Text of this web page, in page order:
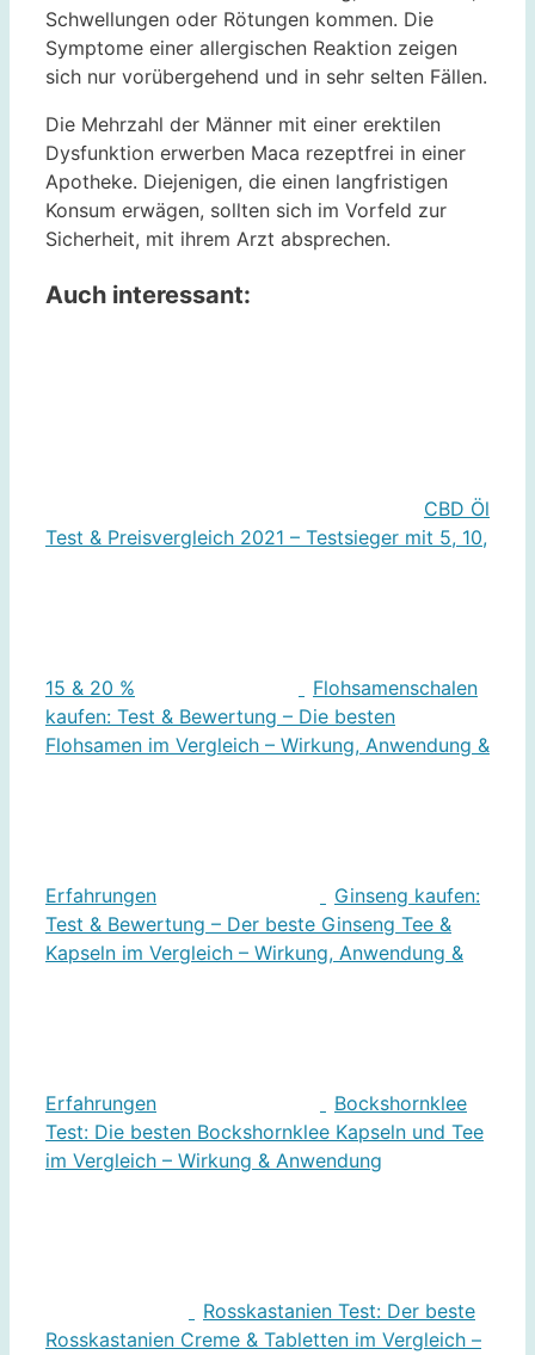
Schwellungen oder Rötungen kommen. Die
Symptome einer allergischen Reaktion zeigen
sich nur vorübergehend und in sehr selten Fällen.
Die Mehrzahl der Männer mit einer erektilen
Dysfunktion erwerben Maca rezeptfrei in einer
Apotheke. Diejenigen, die einen langfristigen
Konsum erwägen, sollten sich im Vorfeld zur
Sicherheit, mit ihrem Arzt absprechen.
Auch interessant:
CBD Öl
Test & Preisvergleich 2021 – Testsieger mit 5, 10,
15 & 20 %
Flohsamenschalen
kaufen: Test & Bewertung – Die besten
Flohsamen im Vergleich – Wirkung, Anwendung &
Erfahrungen
Ginseng kaufen:
Test & Bewertung – Der beste Ginseng Tee &
Kapseln im Vergleich – Wirkung, Anwendung &
Erfahrungen
Bockshornklee
Test: Die besten Bockshornklee Kapseln und Tee
im Vergleich – Wirkung & Anwendung
Rosskastanien Test: Der beste
Rosskastanien Creme & Tabletten im Vergleich –